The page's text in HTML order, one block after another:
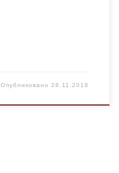
Опубликовано28.11.2018